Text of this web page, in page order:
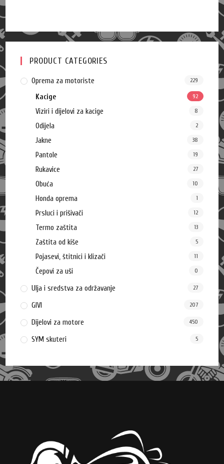
PRODUCT CATEGORIES
Oprema za motoriste 229
Kacige 92
Viziri i dijelovi za kacige 8
Odijela 2
Jakne 38
Pantole 19
Rukavice 27
Obuća 10
Honda oprema 1
Prsluci i prišivači 12
Termo zaštita 13
Zaštita od kiše 5
Pojasevi, štitnici i klizači 11
Čepovi za uši 0
Ulja i sredstva za održavanje 27
GIVI 207
Dijelovi za motore 450
SYM skuteri 5